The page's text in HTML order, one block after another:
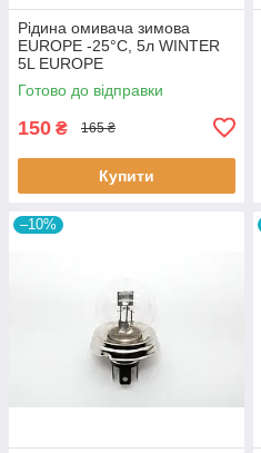
Рідина омивача зимова
EUROPE -25°C, 5л WINTER
5L EUROPE
Готово до відправки
150 ₴ 165 ₴
Купити
–10%